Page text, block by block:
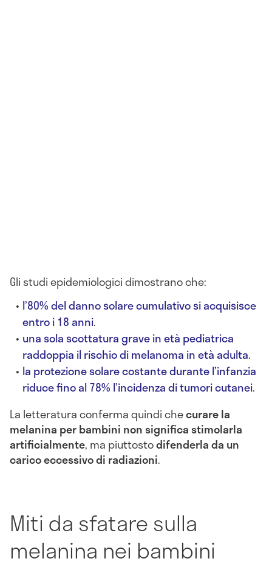
Gli studi epidemiologici dimostrano che:
l’80% del danno solare cumulativo si acquisisce
entro i 18 anni.
una sola scottatura grave in età pediatrica
raddoppia il rischio di melanoma in età adulta.
la protezione solare costante durante l’infanzia
riduce fino al 78% l’incidenza di tumori cutanei.
La letteratura conferma quindi checurare la
melanina per bambini non significa stimolarla
artificialmente, ma piuttostodifenderla da un
carico eccessivo di radiazioni.
Miti da sfatare sulla
melanina nei bambini